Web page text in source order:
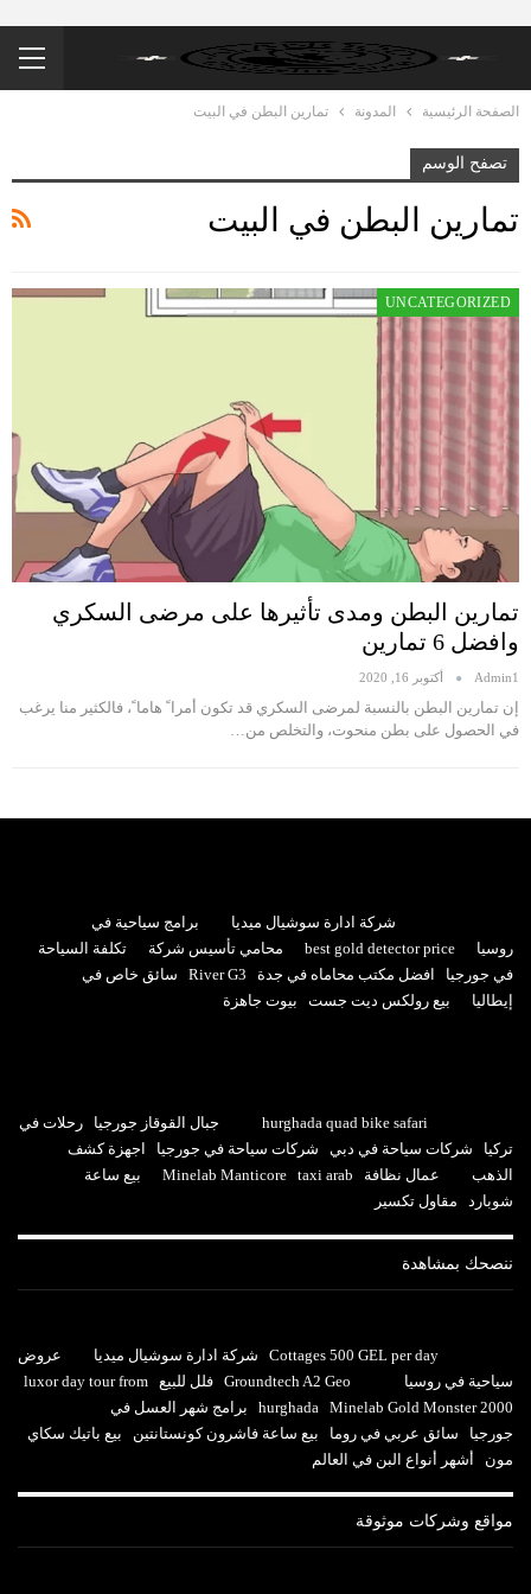
الصفحة الرئيسية المدونة تمارين البطن في البيت
تصفح الوسم
تمارين البطن في البيت
UNCATEGORIZED
تمارين البطن ومدى تأثيرها على مرضى السكري
وافضل 6 تمارين
Admin1 أكتوبر 16, 2020
إن تمارين البطن بالنسبة لمرضى السكري قد تكون أمرا ً هاما ً، فالكثير منا يرغب
في الحصول على بطن منحوت، والتخلص من…
شركة ادارة سوشيال ميديا
برامج سياحية في
روسيا
best gold detector price محامي تأسيس شركة
تكلفة السياحة
في جورجيا
افضل مكتب محاماه في جدة River G3
سائق خاص في
إيطاليا
بيع رولكس ديت جست بيوت جاهزة
hurghada quad bike safari جبال القوقاز جورجيا
رحلات في
تركيا
شركات سياحة في دبي شركات سياحة في جورجيا
اجهزة كشف
الذهب
عمال نظافة Minelab Manticore taxi arab
بيع ساعة
شوبارد
مقاول تكسير
ننصحك بمشاهدة
Cottages 500 GEL per day شركة ادارة سوشيال ميديا
عروض
سياحية في روسيا
Groundtech A2 Geo فلل للبيع
luxor day tour from
hurghada
Minelab Gold Monster 2000
برامج شهر العسل في
جورجيا
سائق عربي في روما بيع ساعة فاشرون كونستانتين
بيع باتيك سكاي
مون
أشهر أنواع البن في العالم
مواقع وشركات موثوقة